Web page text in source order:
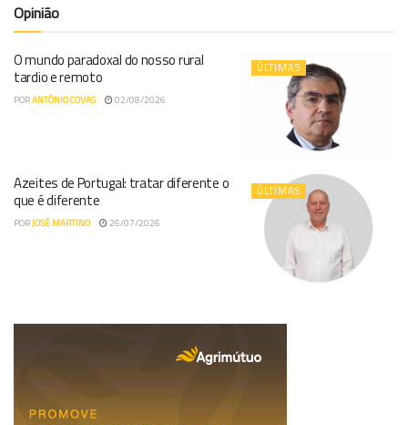
Opinião
ÚLTIMAS
O mundo paradoxal do nosso rural
tardio e remoto
PORANTÓNIO COVAS 02/08/2026
ÚLTIMAS
Azeites de Portugal: tratar diferente o
que é diferente
PORJOSÉ MARTINO 26/07/2026